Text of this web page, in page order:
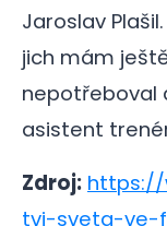
Jaroslav
jich mám
nepotřeboval
asistent
Zdroj: https://
tvi-sveta-ve-